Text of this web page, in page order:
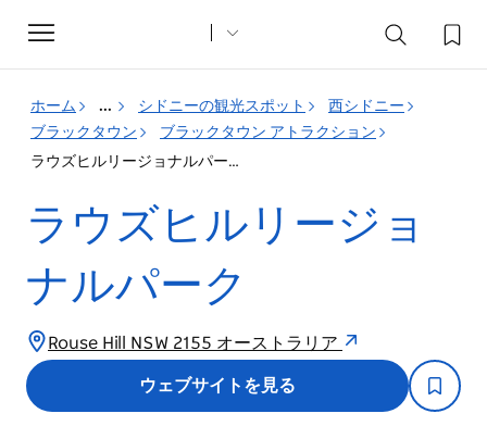
Toggle
navigation
ホーム ... シドニーの観光スポット
西シドニー
ブラックタウン
ブラックタウン アトラクション
ラウズヒルリージョナルパーク
ラウズヒルリージョ
ナルパーク
Rouse Hill NSW 2155 オーストラリア
ウェブサイトを見る